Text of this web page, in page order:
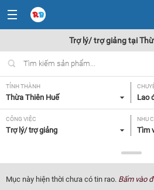
Trợ lý/ trợ giảng tại
TỈNH THÀNH
Thừa Thiên Huế Lao
CÔNG VIỆC
Trợ lý/ trợ giảng
NHU
Tìm
Tất cả
Mục này hiện thời chưa có tin rao. Bấm vào